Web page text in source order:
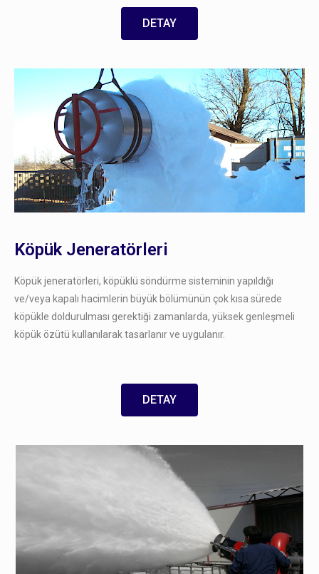
DETAY
Köpük Jeneratörleri
Köpük jeneratörleri, köpüklü söndürme sisteminin yapıldığı
ve/veya kapalı hacimlerin büyük bölümünün çok kısa sürede
köpükle doldurulması gerektiği zamanlarda, yüksek genleşmeli
köpük özütü kullanılarak tasarlanır ve uygulanır.
DETAY